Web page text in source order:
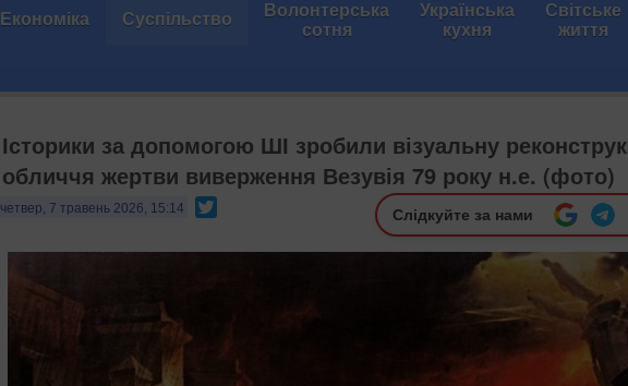
Економіка Суспільство Волонтерська
сотня
Українська
кухня
Світське
життя
Історики за допомогою ШІ зробили візуальну
обличчя жертви виверження Везувія 79 року н.е. (фото)
четвер, 7 травень 2026, 15:14 Слідкуйте за нами